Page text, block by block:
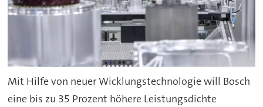
Mit Hilfe von neuer Wicklungstechnologie will Bosch
eine bis zu 35 Prozent höhere Leistungsdichte